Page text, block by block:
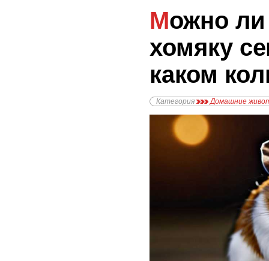
Можно ли давать
хомяку
каком
Категория Домашние